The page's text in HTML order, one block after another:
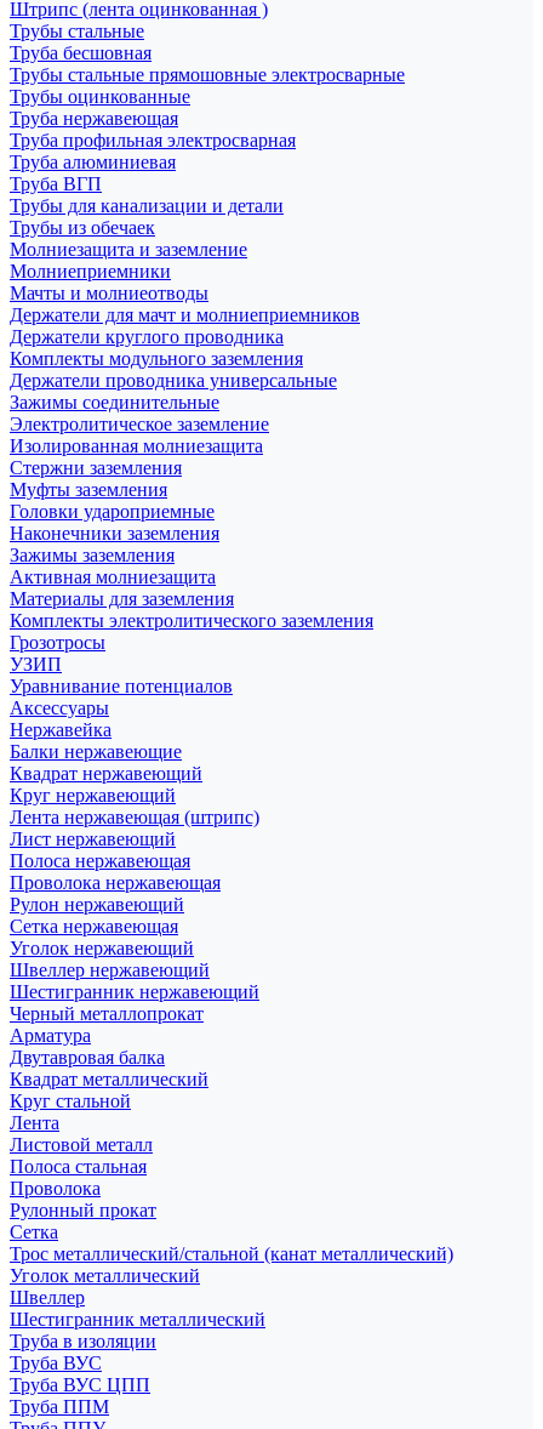
Штрипс (лента оцинкованная )
Трубы стальные
Труба бесшовная
Трубы стальные прямошовные электросварные
Трубы оцинкованные
Труба нержавеющая
Труба профильная электросварная
Труба алюминиевая
Труба ВГП
Трубы для канализации и детали
Трубы из обечаек
Молниезащита и заземление
Молниеприемники
Мачты и молниеотводы
Держатели для мачт и молниеприемников
Держатели круглого проводника
Комплекты модульного заземления
Держатели проводника универсальные
Зажимы соединительные
Электролитическое заземление
Изолированная молниезащита
Стержни заземления
Муфты заземления
Головки удароприемные
Наконечники заземления
Зажимы заземления
Активная молниезащита
Материалы для заземления
Комплекты электролитического заземления
Грозотросы
УЗИП
Уравнивание потенциалов
Аксессуары
Нержавейка
Балки нержавеющие
Квадрат нержавеющий
Круг нержавеющий
Лента нержавеющая (штрипс)
Лист нержавеющий
Полоса нержавеющая
Проволока нержавеющая
Рулон нержавеющий
Сетка нержавеющая
Уголок нержавеющий
Швеллер нержавеющий
Шестигранник нержавеющий
Черный металлопрокат
Арматура
Двутавровая балка
Квадрат металлический
Круг стальной
Лента
Листовой металл
Полоса стальная
Проволока
Рулонный прокат
Сетка
Трос металлический/стальной (канат металлический)
Уголок металлический
Швеллер
Шестигранник металлический
Труба в изоляции
Труба ВУС
Труба ВУС ЦПП
Труба ППМ